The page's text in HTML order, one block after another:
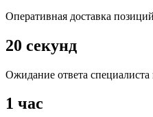
Оперативная доставка
20 секунд
Ожидание ответа специалиста
1 час